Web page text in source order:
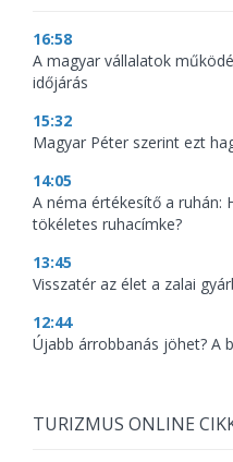
16:58
A magyar vállalatok
időjárás
15:32
Magyar Péter szerint ezt
14:05
A néma értékesítő a ruhán:
tökéletes ruhacímke?
13:45
Visszatér az élet a zalai
12:44
Újabb árrobbanás jöhet? A
TURIZMUS ONLINE